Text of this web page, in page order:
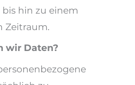
hin zu einem
Zeitraum.
wir Daten?